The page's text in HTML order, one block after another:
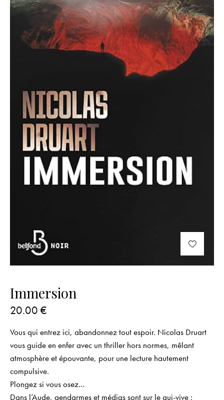
Immersion
20.00 €
Vous qui entrez ici, abandonnez tout espoir. Nicolas Druart
vous guide en enfer avec un thriller hors normes, mêlant
atmosphère et épouvante, pour une lecture hautement
compulsive.
Plongez si vous osez…
Dans l’Aude, gendarmes et médias sont sur le qui-vive :